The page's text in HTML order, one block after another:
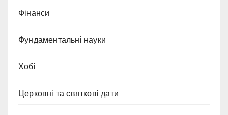
Фінанси
Фундаментальні науки
Хобі
Церковні та святкові дати